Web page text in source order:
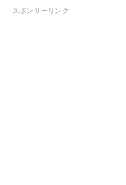
スポンサーリンク